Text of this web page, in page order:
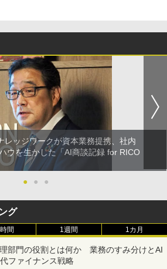
レッジワークが資本業務提携、社内
ウを生かした「AI商談記録 for RICO
●
● ●
グ
間 1週間 1カ月
部門の役割とは何か 業務のすみ分けとAI
ファイナンス戦略